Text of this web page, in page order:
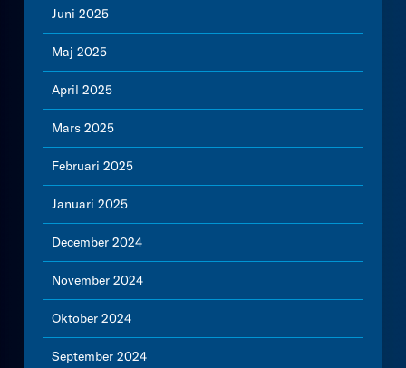
Juni 2025
Maj 2025
April 2025
Mars 2025
Februari 2025
Januari 2025
December 2024
November 2024
Oktober 2024
September 2024